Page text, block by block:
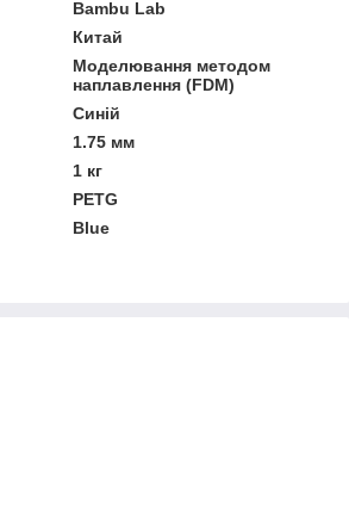
Bambu Lab
Китай
Моделювання методом
наплавлення (FDM)
Синій
1.75 мм
1 кг
PETG
Blue